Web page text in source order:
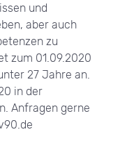
und
aber auch
zu
zum 01.09.2020
27 Jahre an.
in der
Anfragen gerne